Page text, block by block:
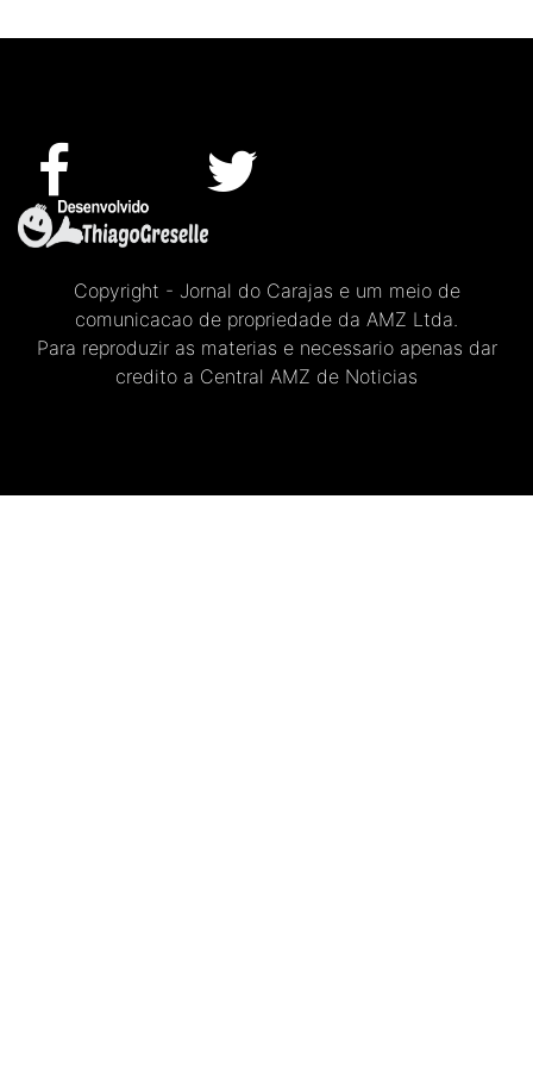
Copyright - Jornal do Carajas e um meio de
comunicacao de propriedade da AMZ Ltda.
Para reproduzir as materias e necessario apenas dar
credito a Central AMZ de Noticias